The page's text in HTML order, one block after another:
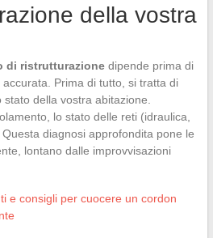
della vostra
di ristrutturazionedipende prima di
Prima di tutto, si tratta di
della vostra abitazione.
lo stato delle reti (idraulica,
diagnosi approfondita pone le
lontano dalle improvvisazioni
e consigli per cuocere un cordon